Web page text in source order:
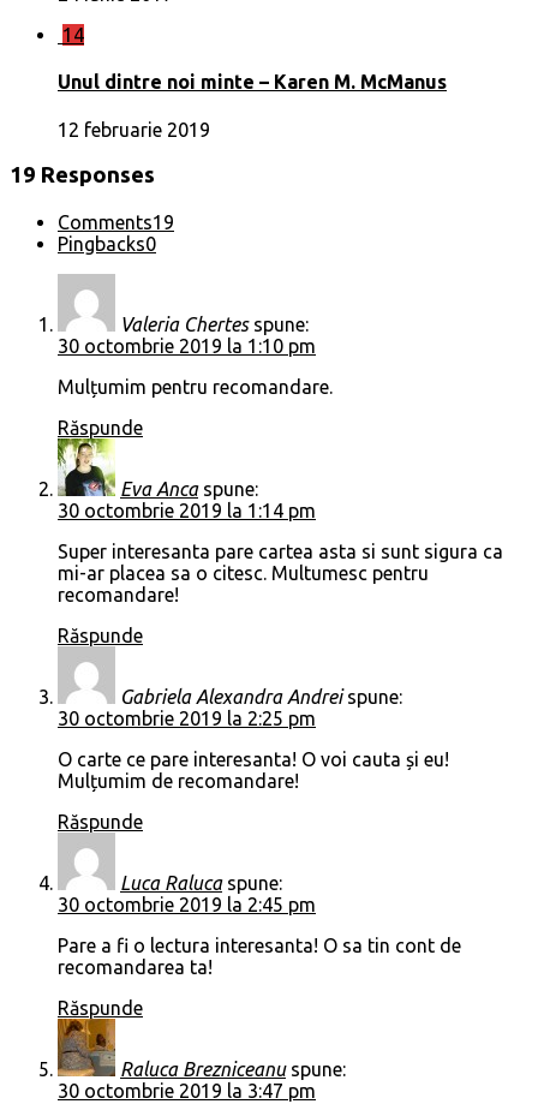
14
Unul dintre noi minte – Karen M. McManus
12 februarie 2019
19 Responses
Comments19
Pingbacks0
Valeria Chertes spune:
30 octombrie 2019 la 1:10 pm
Mulțumim pentru recomandare.
Răspunde
Eva Anca spune:
30 octombrie 2019 la 1:14 pm
Super interesanta pare cartea asta si sunt sigura ca
mi-ar placea sa o citesc. Multumesc pentru
recomandare!
Răspunde
Gabriela Alexandra Andrei spune:
30 octombrie 2019 la 2:25 pm
O carte ce pare interesanta! O voi cauta și eu!
Mulțumim de recomandare!
Răspunde
Luca Raluca spune:
30 octombrie 2019 la 2:45 pm
Pare a fi o lectura interesanta! O sa tin cont de
recomandarea ta!
Răspunde
Raluca Brezniceanu spune:
30 octombrie 2019 la 3:47 pm